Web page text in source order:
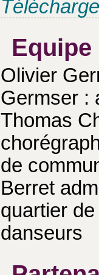
Equipe
Olivier
Germser :
Thomas
de
Berret
quartier
danseurs